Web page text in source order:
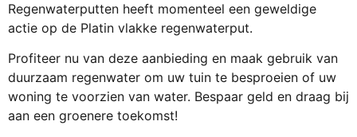
Regenwaterputten heeft momenteel een geweldige
actie op de Platin vlakke regenwaterput.
Profiteer nu van deze aanbieding en maak gebruik van
duurzaam regenwater om uw tuin te besproeien of uw
woning te voorzien van water. Bespaar geld en draag bij
aan een groenere toekomst!